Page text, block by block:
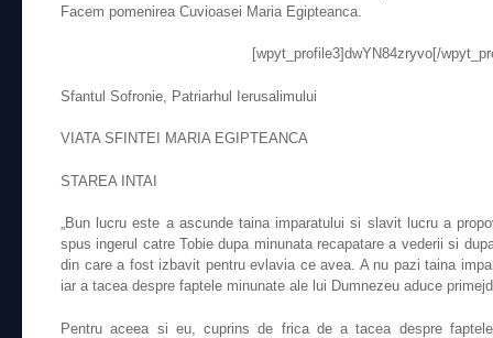
Facem pomenirea Cuvioasei Maria Egipteanca.
[wpyt_profile3]dwYN84zryvo[/
Sfantul Sofronie, Patriarhul Ierusalimului
VIATA SFINTEI MARIA EGIPTEANCA
STAREA INTAI
„Bun lucru este a ascunde taina imparatului si slavit lucru a
spus ingerul catre Tobie dupa minunata recapatare a vederii si
din care a fost izbavit pentru evlavia ce avea. A nu pazi taina
iar a tacea despre faptele minunate ale lui Dumnezeu aduce
Pentru aceea si eu, cuprins de frica de a tacea despre